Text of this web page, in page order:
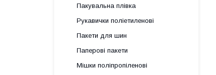
Пакувальна плівка
Рукавички поліетиленові
Пакети для шин
Паперові пакети
Мішки поліпропіленові